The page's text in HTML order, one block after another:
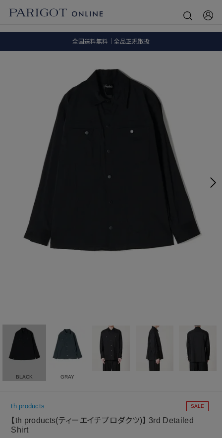
全国送料無料｜全品正規取扱
BLACK GRAY
th products
【th products(ティーエイチプロダクツ)】 3rd Detailed
Shirt
SALE